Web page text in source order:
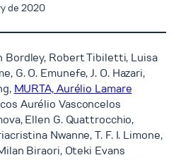
de 2020
Bordley, Robert Tibiletti, Luisa
G. O. Emunefe, J. O. Hazari,
MURTA, Aurélio Lamare
Aurélio Vasconcelos
Ellen G. Quattrocchio,
Nwanne, T. F. I. Limone,
Biraori, Oteki Evans